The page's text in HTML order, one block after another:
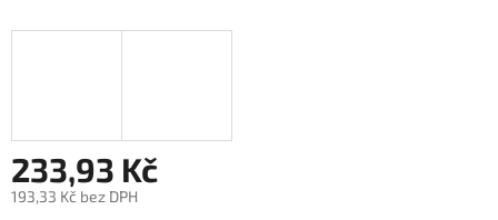
233,93 Kč
193,33 Kč bez DPH